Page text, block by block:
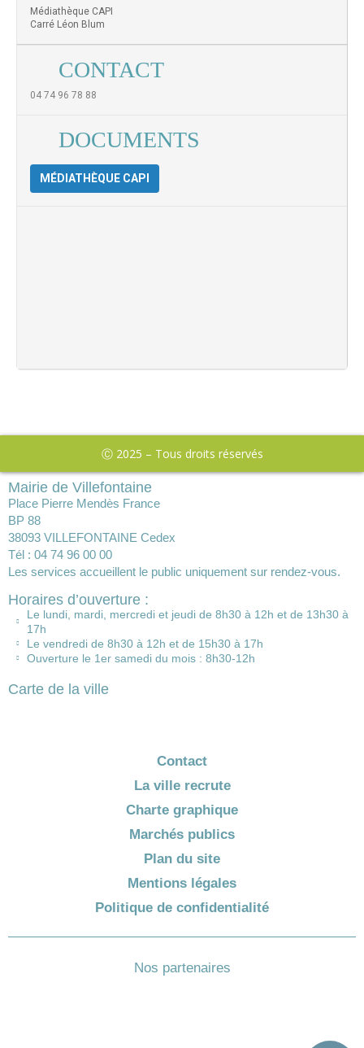
Médiathèque CAPI
Carré Léon Blum
CONTACT
04 74 96 78 88
DOCUMENTS
MÉDIATHÈQUE CAPI
Ⓒ 2025 – Tous droits réservés
Mairie de Villefontaine
Place Pierre Mendès France
BP 88
38093 VILLEFONTAINE Cedex
Tél : 04 74 96 00 00
Les services accueillent le public uniquement sur rendez-vous.
Horaires d’ouverture :
Le lundi, mardi, mercredi et jeudi de 8h30 à 12h et de 13h30 à
17h
Le vendredi de 8h30 à 12h et de 15h30 à 17h
Ouverture le 1er samedi du mois : 8h30-12h
Carte de la ville
Contact
La ville recrute
Charte graphique
Marchés publics
Plan du site
Mentions légales
Politique de confidentialité
Nos partenaires